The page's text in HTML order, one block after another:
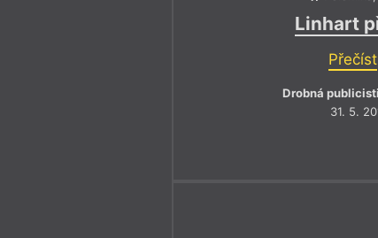
Linhart
Přečíst
Drobná
31. 5.